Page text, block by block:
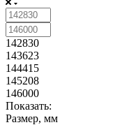
142830
143623
144415
145208
146000
Показать:
Размер, мм